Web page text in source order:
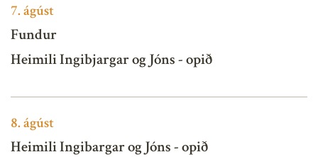
7.ágúst
Fundur
Heimili Ingibjargar og Jóns - opið
8.ágúst
Heimili Ingibargar og Jóns - opið